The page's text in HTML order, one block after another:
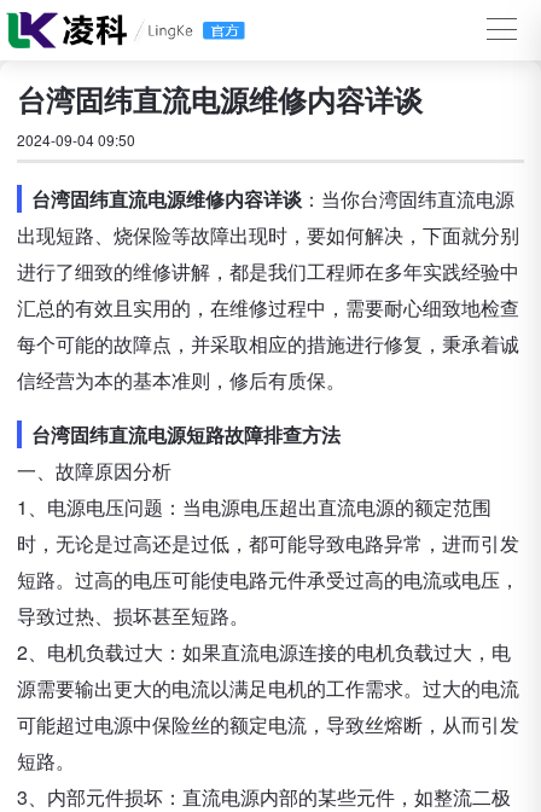
台湾固纬直流电源维修内容详谈
2024-09-04 09:50
台湾固纬直流电源维修内容详谈 ：当你台湾固纬直流电源
出现短路、烧保险等故障出现时，要如何解决，下面就分别
进行了细致的维修讲解，都是我们工程师在多年实践经验中
汇总的有效且实用的，在维修过程中，需要耐心细致地检查
每个可能的故障点，并采取相应的措施进行修复，秉承着诚
信经营为本的基本准则，修后有质保。
台湾固纬直流电源短路故障排查方法
一、故障原因分析
1、电源电压问题：当电源电压超出直流电源的额定范围
时，无论是过高还是过低，都可能导致电路异常，进而引发
短路。过高的电压可能使电路元件承受过高的电流或电压，
导致过热、损坏甚至短路。
2、电机负载过大：如果直流电源连接的电机负载过大，电
源需要输出更大的电流以满足电机的工作需求。过大的电流
可能超过电源中保险丝的额定电流，导致丝熔断，从而引发
短路。
3、内部元件损坏：直流电源内部的某些元件，如整流二极